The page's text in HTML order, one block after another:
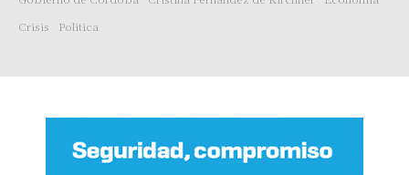
Crisis
Politica